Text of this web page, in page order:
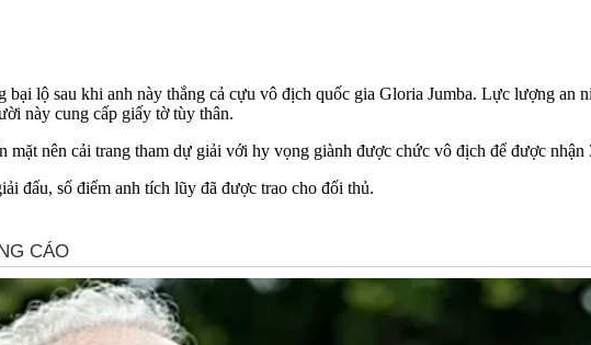
lộ sau khi anh này thắng cả cựu vô địch quốc gia Gloria Jumba. Lực lượng an
này cung cấp giấy tờ tùy thân.
nên cải trang tham dự giải với hy vọng giành được chức vô địch để được
đấu, số điểm anh tích lũy đã được trao cho đối thủ.